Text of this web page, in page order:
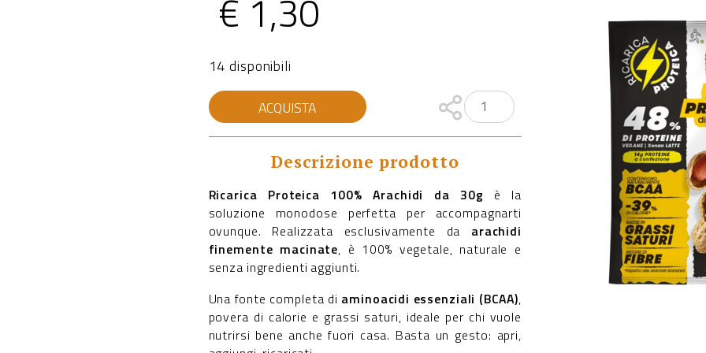
€ 1,30
14 disponibili
Ricarica
Proteica
100%
Arachidi
ACQUISTA
Descrizione prodotto
Ricarica Proteica 100% Arachidi da 30g è la
soluzione monodose perfetta per accompagnarti
ovunque. Realizzata esclusivamente da arachidi
finemente macinate, è 100% vegetale, naturale e
senza ingredienti aggiunti.
Una fonte completa di aminoacidi essenziali (BCAA),
povera di calorie e grassi saturi, ideale per chi vuole
nutrirsi bene anche fuori casa. Basta un gesto: apri,